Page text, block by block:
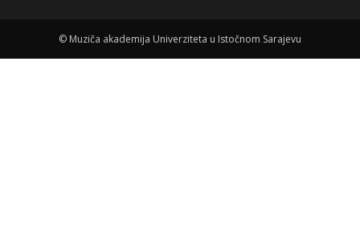
© Muziča akademija Univerziteta u Istočnom Sarajevu